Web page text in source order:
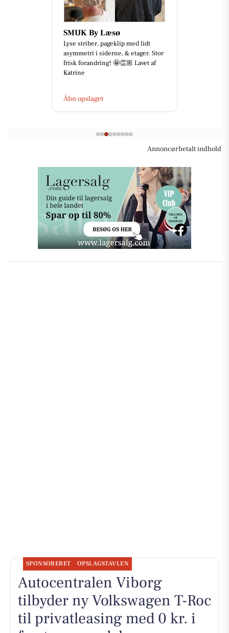
SMUK By Læsø
Lyse striber, pageklip med lidt
asymmetri i siderne, & etager. Stor
frisk forandring! 🤩👏🏼 Lavet af
Katrine
Åbn opslaget
Annoncørbetalt indhold
SPONSORERET OPSLAGSTAVLEN
Autocentralen Viborg
tilbyder ny Volkswagen T-Roc
til privatleasing med 0 kr. i